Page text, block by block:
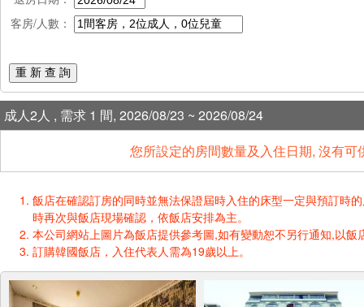
客房/人數：
重 新 查 詢
成人2人 , 需求 1 間, 2026/08/23 ~ 2026/08/24
您所設定的房間數量及入住日期, 沒有
飯店在確認訂房的同時並無法保證屆時入住的床型一定與預訂時
時再次與飯店現場確認，依飯店安排為主。
本公司網站上圖片為飯店提供參考圖,如有變動恕不另行通知,以飯
訂購韓國飯店，入住代表人需為19歲以上。